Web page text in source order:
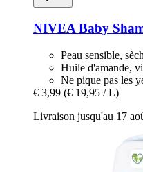
NIVEA Baby
Peau sensible,
Huile d'amande,
Ne pique pas les
€ 3,99 (€ 19,95 / L)
Livraison jusqu'au 17